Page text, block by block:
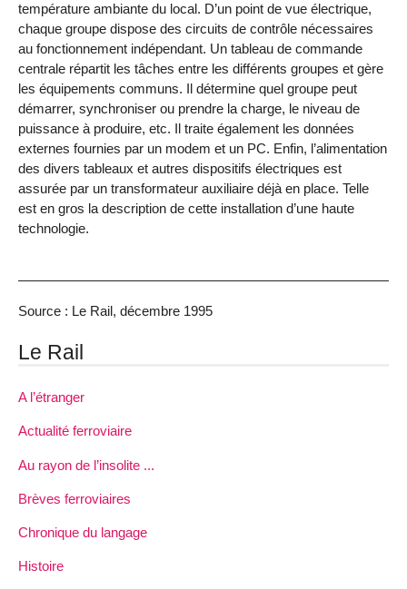
température ambiante du local. D’un point de vue électrique,
chaque groupe dispose des circuits de contrôle nécessaires
au fonctionnement indépendant. Un tableau de commande
centrale répartit les tâches entre les différents groupes et gère
les équipements communs. Il détermine quel groupe peut
démarrer, synchroniser ou prendre la charge, le niveau de
puissance à produire, etc. Il traite également les données
externes fournies par un modem et un PC. Enfin, l’alimentation
des divers tableaux et autres dispositifs électriques est
assurée par un transformateur auxiliaire déjà en place. Telle
est en gros la description de cette installation d’une haute
technologie.
Source : Le Rail, décembre 1995
Le Rail
A l’étranger
Actualité ferroviaire
Au rayon de l’insolite ...
Brèves ferroviaires
Chronique du langage
Histoire